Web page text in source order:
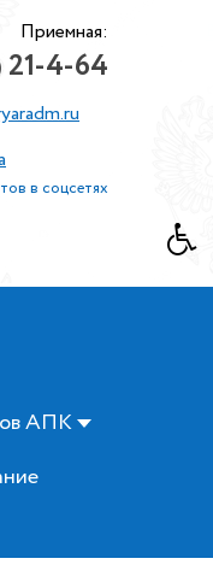
Приемная:
4-64
в соцсетях
АПК